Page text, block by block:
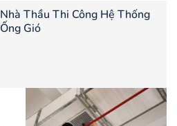
Nhà Thầu Thi Công Hệ Thống
Ống Gió